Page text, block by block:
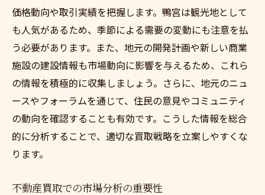
価格動向や取引実績を把握します。鴨宮は観光地として
も人気があるため、季節による需要の変動にも注意を払
う必要があります。また、地元の開発計画や新しい商業
施設の建設情報も市場動向に影響を与えるため、これら
の情報を積極的に収集しましょう。さらに、地元のニュ
ースやフォーラムを通じて、住民の意見やコミュニティ
の動向を確認することも有効です。こうした情報を総合
的に分析することで、適切な買取戦略を立案しやすくな
ります。
不動産買取での市場分析の重要性